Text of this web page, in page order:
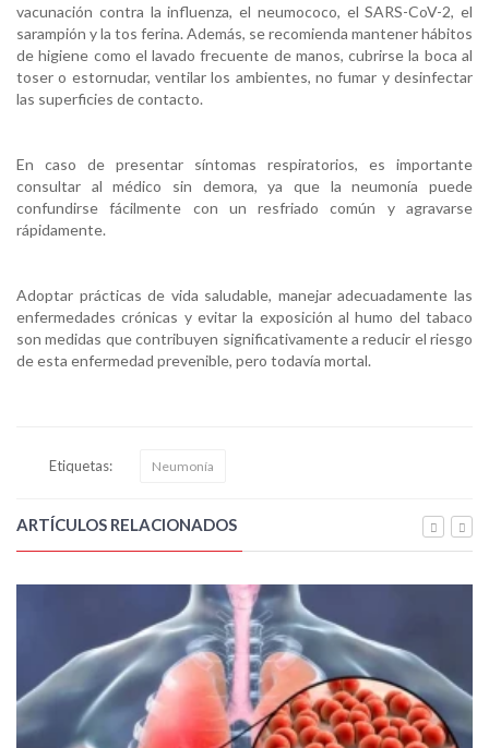
vacunación contra la influenza, el neumococo, el SARS-CoV-2, el
sarampión y la tos ferina. Además, se recomienda mantener hábitos
de higiene como el lavado frecuente de manos, cubrirse la boca al
toser o estornudar, ventilar los ambientes, no fumar y desinfectar
las superficies de contacto.
En caso de presentar síntomas respiratorios, es importante
consultar al médico sin demora, ya que la neumonía puede
confundirse fácilmente con un resfriado común y agravarse
rápidamente.
Adoptar prácticas de vida saludable, manejar adecuadamente las
enfermedades crónicas y evitar la exposición al humo del tabaco
son medidas que contribuyen significativamente a reducir el riesgo
de esta enfermedad prevenible, pero todavía mortal.
Etiquetas: Neumonía
ARTÍCULOS RELACIONADOS